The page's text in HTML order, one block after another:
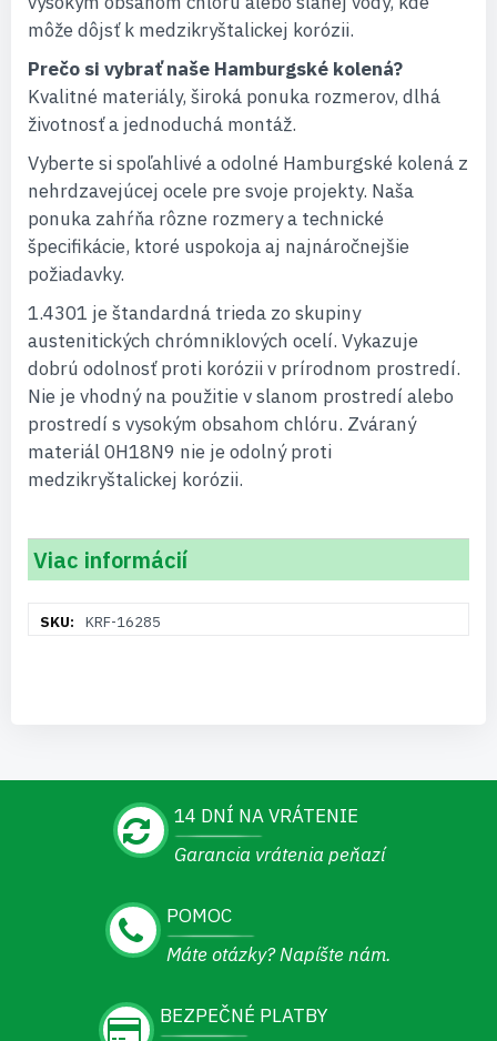
môže dôjsť k medzikryštalickej korózii.
Prečo si vybrať naše Hamburgské kolená?
Kvalitné materiály, široká ponuka rozmerov, dlhá
životnosť a jednoduchá montáž.
Vyberte si spoľahlivé a odolné Hamburgské kolená z
nehrdzavejúcej ocele pre svoje projekty. Naša
ponuka zahŕňa rôzne rozmery a technické
špecifikácie, ktoré uspokoja aj najnáročnejšie
požiadavky.
1.4301 je štandardná trieda zo skupiny
austenitických chrómniklových ocelí. Vykazuje
dobrú odolnosť proti korózii v prírodnom prostredí.
Nie je vhodný na použitie v slanom prostredí alebo
prostredí s vysokým obsahom chlóru. Zváraný
materiál 0H18N9 nie je odolný proti
medzikryštalickej korózii.
Viac informácií
informáciíKRF-16285
14 DNÍ NA VRÁTENIE
Garancia vrátenia peňazí
POMOC
Máte otázky? Napíšte nám.
BEZPEČNÉ PLATBY